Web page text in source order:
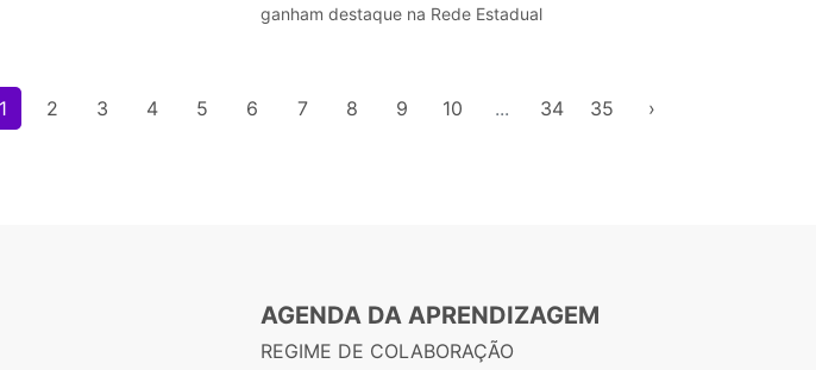
ganham destaque na Rede Estadual
1 2 3 4 5 6 7 8 9 10 ... 34 35 ›
AGENDA DA APRENDIZAGEM
REGIME DE COLABORAÇÃO